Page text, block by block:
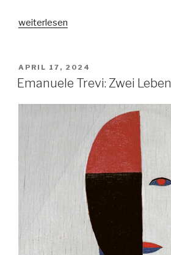
„Pete
man
13
Freunde
weiterlesen
VERÖFFENTLICHT
AM
APRIL 17, 2024
Emanuele Trevi: Zwei Leben